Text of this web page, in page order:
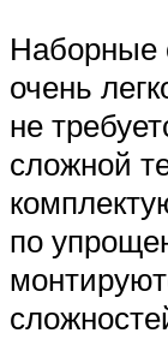
Наборные
очень
не
сложной
по